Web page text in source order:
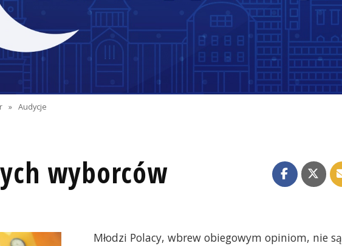
» Audycje
wyborców
Młodzi Polacy, wbrew obiegowym opiniom, nie są